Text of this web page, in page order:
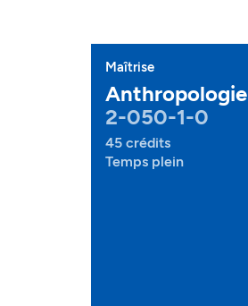
Maîtrise
Anthropologie
2-050-1-0
45 crédits
Temps plein